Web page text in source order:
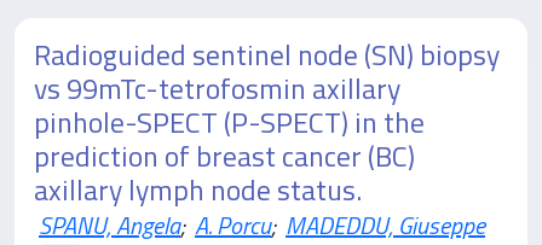
Radioguided sentinel node (SN) biopsy
vs 99mTc-tetrofosmin axillary
pinhole-SPECT (P-SPECT) in the
prediction of breast cancer (BC)
axillary lymph node status.
SPANU, Angela; A. Porcu; MADEDDU, Giuseppe